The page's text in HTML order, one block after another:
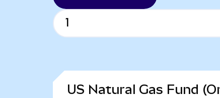
US Natural Gas Fund